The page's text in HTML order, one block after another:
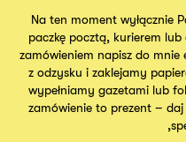
Na ten moment wyłącznie
paczkę pocztą, kurierem
zamówieniem napisz do
z odzysku i zaklejamy
wypełniamy gazetami lub
zamówienie to prezent –